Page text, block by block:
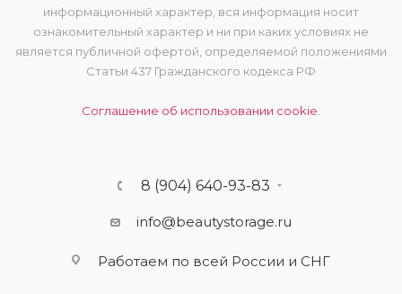
информационный характер, вся информация носит
ознакомительный характер и ни при каких условиях не
является публичной офертой, определяемой положениями
Статьи 437 Гражданского кодекса РФ
Соглашение об использовании cookie.
8 (904) 640-93-83
info@beautystorage.ru
Работаем по всей России и СНГ